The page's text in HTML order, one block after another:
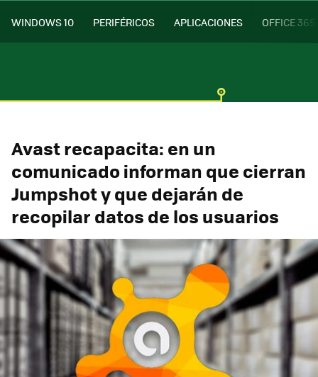
WINDOWS 10 PERIFÉRICOS APLICACIONES OFFICE 365
Avast recapacita: en un
comunicado informan que cierran
Jumpshot y que dejarán de
recopilar datos de los usuarios